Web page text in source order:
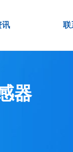
讯 联
器